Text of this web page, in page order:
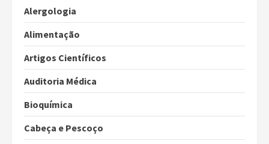
Alergologia
Alimentação
Artigos Científicos
Auditoria Médica
Bioquímica
Cabeça e Pescoço